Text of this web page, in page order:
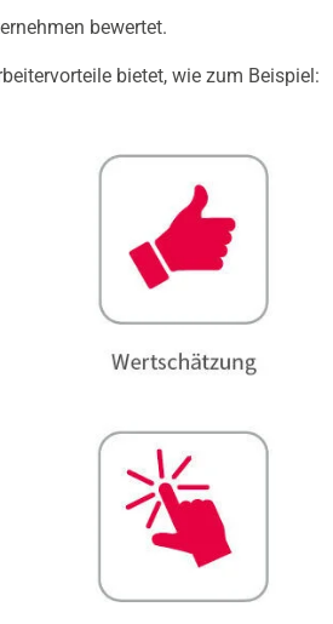
bewertet.
bietet, wie zum Beispiel: